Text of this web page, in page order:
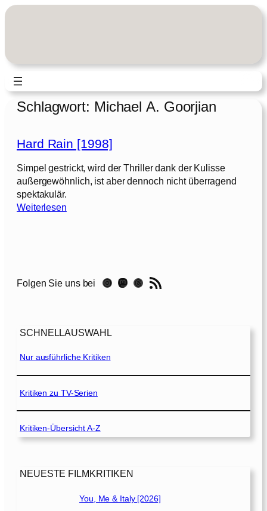
Zum
Schlagwort: Michael A. Goorjian
Hard Rain [1998]
Simpel gestrickt, wird der Thriller dank der Kulisse
außergewöhnlich, ist aber dennoch nicht überragend
spektakulär.
Weiterlesen:
a
1
9
8
]
Folgen Sie uns bei Instagram Mastodon Threads RSS-Feed
SCHNELLAUSWAHL
Nur ausführliche Kritiken
Kritiken zu TV-Serien
Kritiken-Übersicht A-Z
NEUESTE FILMKRITIKEN
You, Me & Italy [2026]